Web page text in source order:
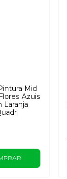
Mid
Azuis
Laranja